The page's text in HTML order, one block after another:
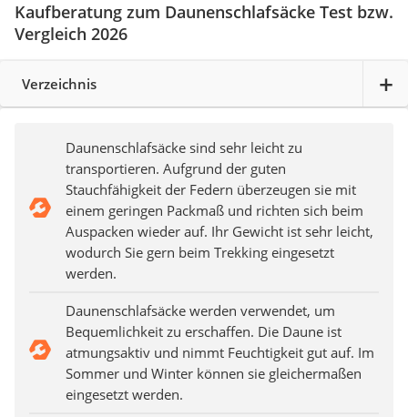
Kaufberatung zum Daunenschlafsäcke Test bzw.
Vergleich 2026
Verzeichnis
Daunenschlafsäcke sind sehr leicht zu
transportieren. Aufgrund der guten
Stauchfähigkeit der Federn überzeugen sie mit
einem geringen Packmaß und richten sich beim
Auspacken wieder auf. Ihr Gewicht ist sehr leicht,
wodurch Sie gern beim Trekking eingesetzt
werden.
Daunenschlafsäcke werden verwendet, um
Bequemlichkeit zu erschaffen. Die Daune ist
atmungsaktiv und nimmt Feuchtigkeit gut auf. Im
Sommer und Winter können sie gleichermaßen
eingesetzt werden.